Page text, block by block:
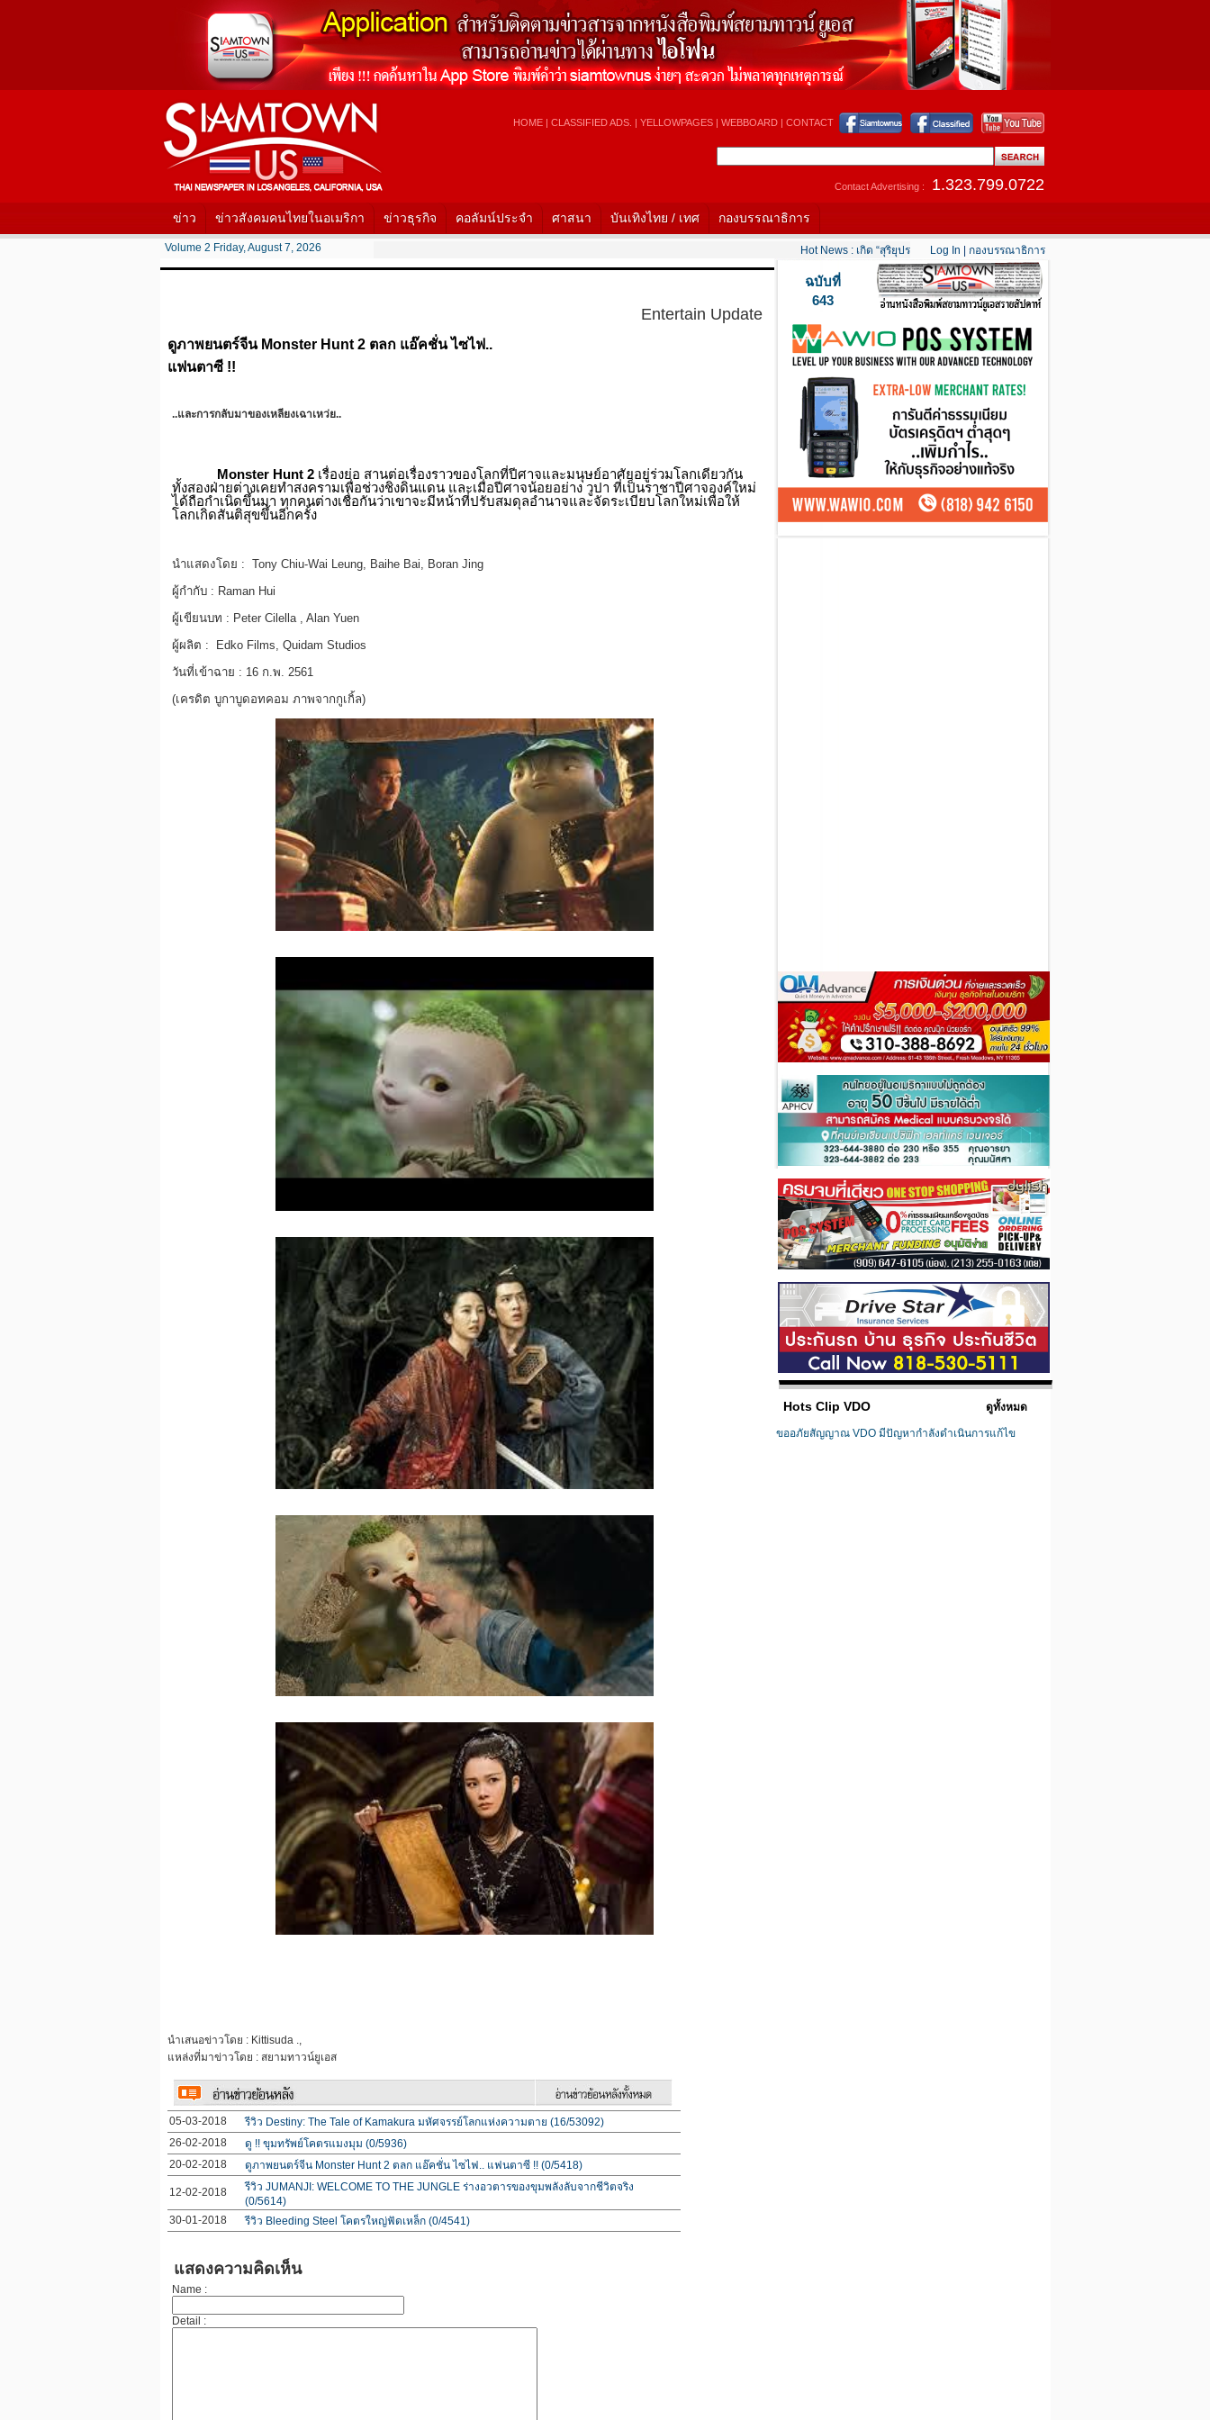
HOME| CLASSIFIED ADS. | YELLOWPAGES| WEBBOARD| CONTACT
Contact Advertising : 1.323.799.0722
ข่าว ข่าวสังคมคนไทยในอเมริกา ข่าวธุรกิจ คอลัมน์ประจำ ศาสนา บันเทิงไทย / เทศ กองบรรณาธิการ
Volume 2 Friday, August 7, 2026 Hot News : เกิด “สุริยุปราคาเต็มดวง” 12 สิงหาคมนี้....Hot News : แคลิฟอร์เนียใต้เริ่มคลายร้
Log In กองบรรณาธิการ
Entertain Update
ดูภาพยนตร์จีน Monster Hunt 2 ตลก แอ๊คชั่น ไซไฟ..
แฟนตาซี !!
..และการกลับมาของเหลียงเฉาเหว่ย..
Monster Hunt 2 เรื่องย่อ สานต่อเรื่องราวของโลกที่ปีศาจและมนุษย์อาศัยอยู่ร่วมโลกเดียวกัน
ทั้งสองฝ่ายต่างเคยทำสงครามเพื่อช่วงชิงดินแดน และเมื่อปีศาจน้อยอย่าง วูปา ที่เป็นราชาปีศาจองค์ใหม่
ได้ถือกำเนิดขึ้นมา ทุกคนต่างเชื่อกันว่าเขาจะมีหน้าที่ปรับสมดุลอำนาจและจัดระเบียบโลกใหม่เพื่อให้
โลกเกิดสันติสุขขึ้นอีกครั้ง
นำแสดงโดย : Tony Chiu-Wai Leung, Baihe Bai, Boran Jing
ผู้กำกับ : Raman Hui
ผู้เขียนบท : Peter Cilella , Alan Yuen
ผู้ผลิต : Edko Films, Quidam Studios
วันที่เข้าฉาย : 16 ก.พ. 2561
(เครดิต บูกาบูดอทคอม ภาพจากกูเกิ้ล)
นำเสนอข่าวโดย : Kittisuda .,
แหล่งที่มาข่าวโดย : สยามทาวน์ยูเอส
05-03-2018
รีวิว Destiny: The Tale of Kamakura มหัศจรรย์โลกแห่งความตาย (16/53092)
26-02-2018
ดู !! ขุมทรัพย์โคตรแมงมุม (0/5936)
20-02-2018
ดูภาพยนตร์จีน Monster Hunt 2 ตลก แอ๊คชั่น ไซไฟ.. แฟนตาซี !! (0/5418)
12-02-2018
รีวิว JUMANJI: WELCOME TO THE JUNGLE ร่างอวตารของขุมพลังลับจากชีวิตจริง
(0/5614)
30-01-2018
รีวิว Bleeding Steel โคตรใหญ่ฟัดเหล็ก (0/4541)
แสดงความคิดเห็น
Name :
Detail :
ฉบับที่
643
Hots Clip VDO ดูทั้งหมด
ขออภัยสัญญาณ VDO มีปัญหากำลังดำเนินการแก้ไข